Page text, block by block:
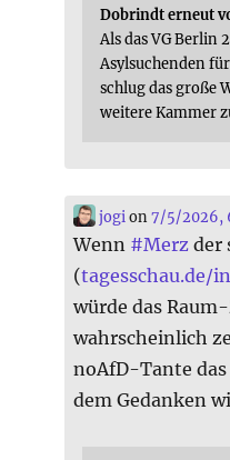
Dobrindt erneut
Als das VG Berlin
Asylsuchenden
schlug das große
weitere Kammer
jogi on7/5/2026,
Wenn #Merz der
(tagesschau.de/
würde das
wahrscheinlich
noAfD-Tante das
dem Gedanken